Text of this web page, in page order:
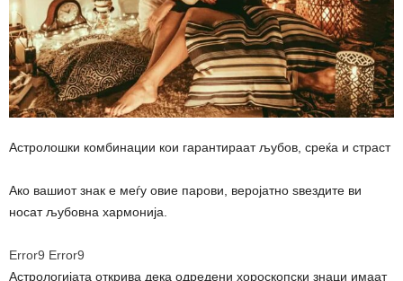
Астролошки комбинации кои гарантираат љубов, среќа и страст
Ако вашиот знак е меѓу овие парови, веројатно ѕвездите ви
носат љубовна хармонија.
Error9 Error9
Астрологијата открива дека одредени хороскопски знаци имаат